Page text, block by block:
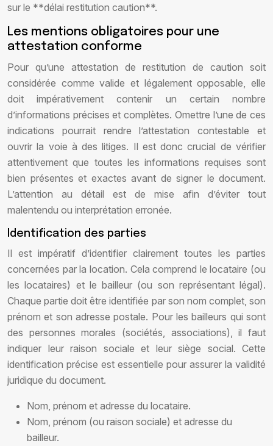
sur le **délai restitution caution**.
Les mentions obligatoires pour une
attestation conforme
Pour qu’une attestation de restitution de caution soit
considérée comme valide et légalement opposable, elle
doit impérativement contenir un certain nombre
d’informations précises et complètes. Omettre l’une de ces
indications pourrait rendre l’attestation contestable et
ouvrir la voie à des litiges. Il est donc crucial de vérifier
attentivement que toutes les informations requises sont
bien présentes et exactes avant de signer le document.
L’attention au détail est de mise afin d’éviter tout
malentendu ou interprétation erronée.
Identification des parties
Il est impératif d’identifier clairement toutes les parties
concernées par la location. Cela comprend le locataire (ou
les locataires) et le bailleur (ou son représentant légal).
Chaque partie doit être identifiée par son nom complet, son
prénom et son adresse postale. Pour les bailleurs qui sont
des personnes morales (sociétés, associations), il faut
indiquer leur raison sociale et leur siège social. Cette
identification précise est essentielle pour assurer la validité
juridique du document.
Nom, prénom et adresse du locataire.
Nom, prénom (ou raison sociale) et adresse du
bailleur.